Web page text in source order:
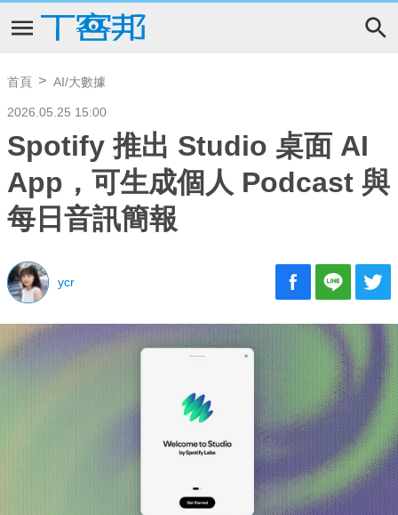
首頁 AI/大數據
2026.05.25 15:00
Spotify 推出 Studio 桌面 AI
App，可生成個人 Podcast 與
每日音訊簡報
ycr